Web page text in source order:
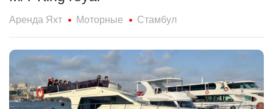
Аренда Яхт Моторные Стамбул